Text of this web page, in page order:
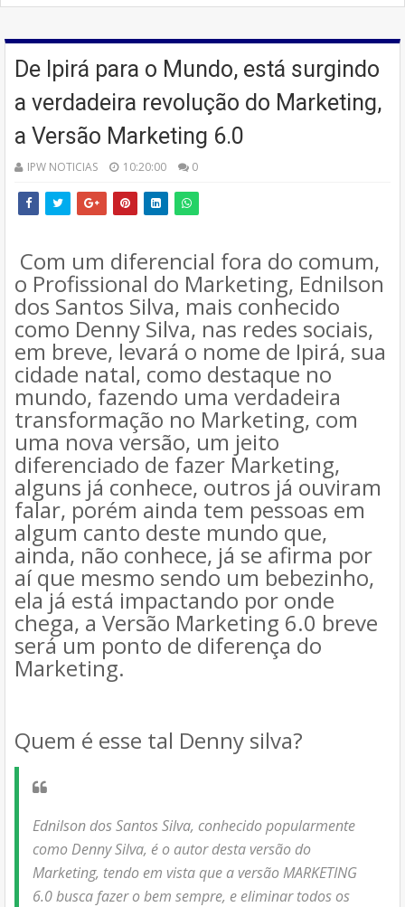
De Ipirá para o Mundo, está surgindo
a verdadeira revolução do Marketing,
a Versão Marketing 6.0
IPW NOTICIAS 10:20:00 0
Com um diferencial fora do comum,
o Profissional do Marketing, Ednilson
dos Santos Silva, mais conhecido
como Denny Silva, nas redes sociais,
em breve, levará o nome de Ipirá, sua
cidade natal, como destaque no
mundo, fazendo uma verdadeira
transformação no Marketing, com
uma nova versão, um jeito
diferenciado de fazer Marketing,
alguns já conhece, outros já ouviram
falar, porém ainda tem pessoas em
algum canto deste mundo que,
ainda, não conhece, já se afirma por
aí que mesmo sendo um bebezinho,
ela já está impactando por onde
chega, a Versão Marketing 6.0 breve
será um ponto de diferença do
Marketing.
Quem é esse tal Denny silva?
Ednilson dos Santos Silva, conhecido popularmente
como Denny Silva, é o autor desta versão do
Marketing, tendo em vista que a versão MARKETING
6.0 busca fazer o bem sempre, e eliminar todos os